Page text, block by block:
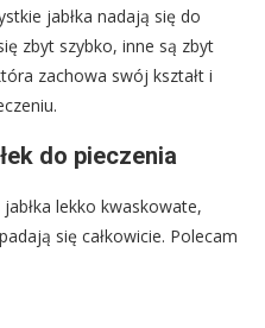
jabłka nadają się do
zbyt szybko, inne są zbyt
zachowa swój kształt i
do pieczenia
lekko kwaskowate,
się całkowicie. Polecam